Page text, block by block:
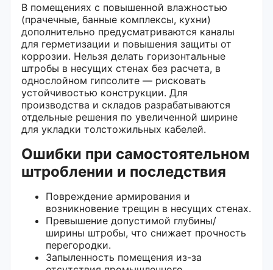
В помещениях с повышенной влажностью
(прачечные, банные комплексы, кухни)
дополнительно предусматриваются каналы
для герметизации и повышения защиты от
коррозии. Нельзя делать горизонтальные
штробы в несущих стенах без расчета, в
однослойном гипсолите — рисковать
устойчивостью конструкции. Для
производства и складов разрабатываются
отдельные решения по увеличенной ширине
для укладки толстожильных кабелей.
Ошибки при самостоятельном
штроблении и последствия
Повреждение армирования и
возникновение трещин в несущих стенах.
Превышение допустимой глубины/
ширины штробы, что снижает прочность
перегородки.
Запыленность помещения из-за